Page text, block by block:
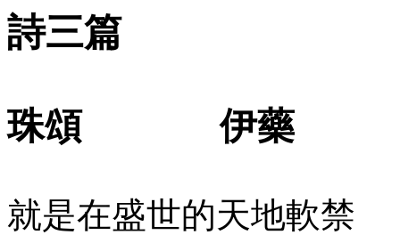
詩三篇
珠頌 伊藥
就是在盛世的天地軟禁